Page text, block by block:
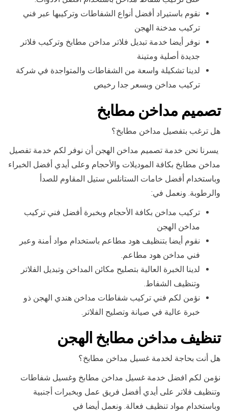
نقوم باستيراد أفضل أنواع الشفاطات وتركيبها عبر فني
تركيب مدخنة الهجن
نوفر أيضا خدمة تبديل فلاتر مداخن مطابخ وتركيب فلاتر
جديدة أصلية ومتينة
لدينا تشكيلة واسعة من الشفاطات والمتواجدة في شركة
تركيب مداخن وبسعر جدا رخيص
تصميم مداخن مطابخ
هل ترغب بتفصيل مداخن مطابخ؟
يسرنا نحن خدمة تصميم مداخن الهجن أن نوفر لكم خدمة تفصيل
مداخن مطابخ بكافة الموديلات والأحجام وعلى أيدي أفضل الخبراء
وباستخدام أفضل خامات الستانلس ستيل المقاوم للصدأ
والرطوبة. ونعمل في:
تركيب مداخن بكافة الأحجام وبخبرة أفضل فني تركيب
مداخن الهجن
نقوم أيضا بتنظيف هود مطاعم باستخدام مواد أمنة وعبر
فني مداخن هود مطاعم.
لدينا الخبرة العالية بتصليح مكائن المداخن وتبديل الفلاتر
وتنظيف الشفاط.
نؤمن لكم فني تركيب شفاطات مداخن هندي الهجن ذو
خبرة عالية في صيانة وتصليح الفلاتر.
تنظيف مداخن مطابخ الهجن
هل أنت بحاجة لخدمة غسيل مداخن مطابخ؟
نؤمن لكم افضل خدمة غسيل مداخن مطابخ وغسيل شفاطات
وتنظيف فلاتر على أيدي أفضل فريق عمل وبخبرات أجنبية
وباستخدام مواد تنظيف فعالة. ونعمل أيضا في